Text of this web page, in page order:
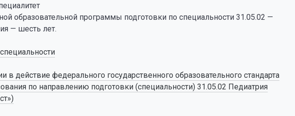
образовательной программы подготовки по специальности 31.05.02 —
— шесть лет.
действие федерального государственного образовательного стандарта
по направлению подготовки (специальности) 31.05.02 Педиатрия